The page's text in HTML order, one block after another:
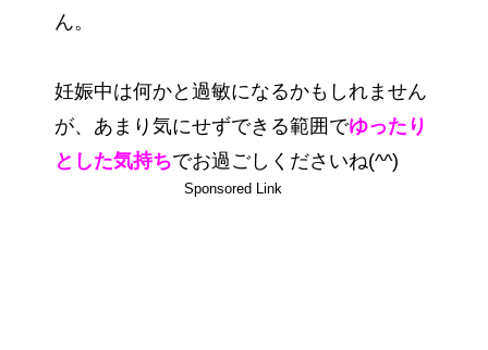
ん。
妊娠中は何かと過敏になるかもしれません
が、あまり気にせずできる範囲でゆったり
とした気持ちでお過ごしくださいね(^^)
Sponsored Link